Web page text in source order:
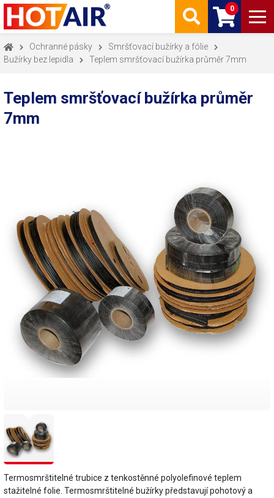
0
Ochranné pásky
Smršťovací bužírky a fólie
Bužírky bez lepidla
Teplem smršťovací bužírka průměr 7mm
Teplem smršťovací bužírka průměr
7mm
Termosmrštitelné trubice z tenkostěnné polyolefinové teplem
stažitelné folie. Termosmrštitelné bužírky představují pohotový a